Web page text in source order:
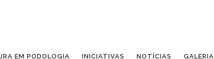
EM PODOLOGIA INICIATIVAS NOTÍCIAS GALERIA